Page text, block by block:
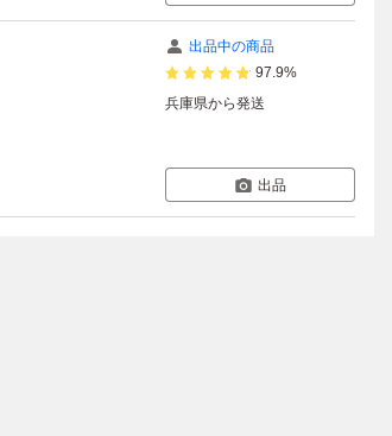
出品中の商品
97.9%
兵庫県から発送
出品